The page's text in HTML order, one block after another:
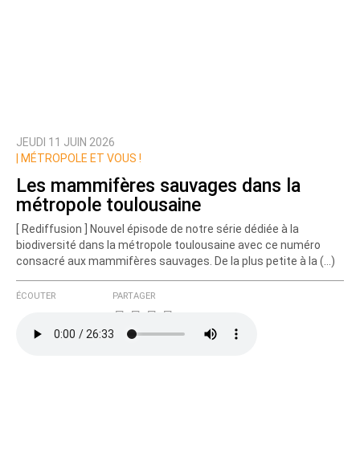
JEUDI 11 JUIN 2026
MÉTROPOLE ET VOUS !
Les mammifères sauvages dans la
métropole toulousaine
[ Rediffusion ] Nouvel épisode de notre série dédiée à la
biodiversité dans la métropole toulousaine avec ce numéro
consacré aux mammifères sauvages. De la plus petite à la (…)
ÉCOUTER PARTAGER